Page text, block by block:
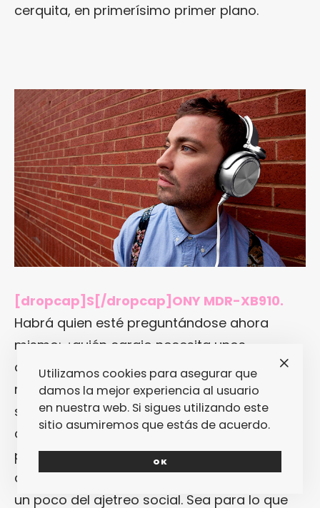
cerquita, en primerísimo primer plano.
[dropcap]S[/dropcap]ONY MDR-XB910.
Habrá quien esté preguntándose ahora
mismo: ¿quién carajo necesita unos
auriculares cuando está en un festival
musical? Pues, hijo mío, ¡todo el mundo! Ya
sea para cubrir los intensos viajes hasta
ciudades lejanas o, simple y llanamente,
para abstraerse durante un rato entre
concierto y concierto y así poder descansar
un poco del ajetreo social. Sea para lo que
Utilizamos cookies para asegurar que
damos la mejor experiencia al usuario
en nuestra web. Si sigues utilizando este
sitio asumiremos que estás de acuerdo.
OK